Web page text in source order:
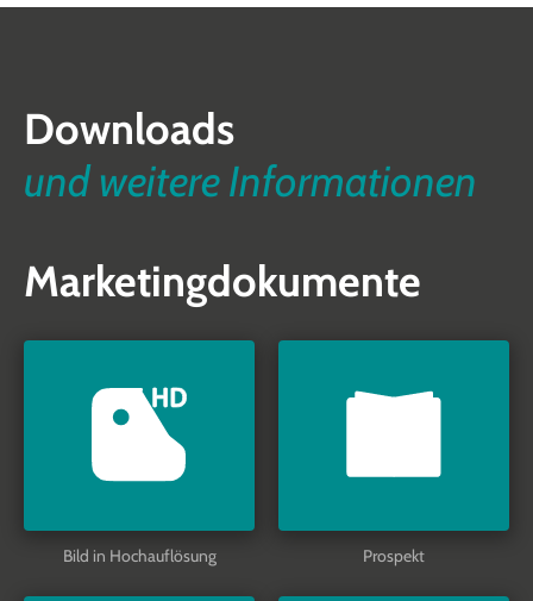
Downloads
und weitere Informationen
Marketingdokumente
Bild in Hochauflösung Prospekt